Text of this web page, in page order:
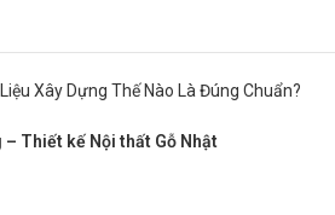
Liệu Xây Dựng Thế Nào Là Đúng Chuẩn?
Thiết kế Nội thất Gỗ Nhật